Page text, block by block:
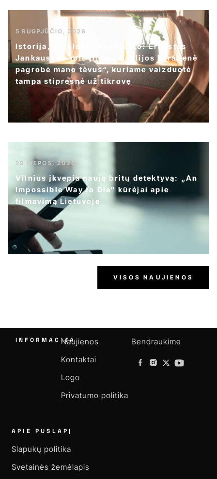
5 RUGPJŪČIO, 2026
Istorija, kuri laukė savo laiko: Ernestas
Jankauskas apie filmą „Anglijos karalienė
pagrobė mano tėvus“, kuriame vaizduotė
tampa stipresnė už tikrovę
29 LIEPOS, 2026
Vilnius įkvepia naują britų detektyvą: „An
Impossible Way to Die“ kūrėjai apie
filmavimą Lietuvoje
VISOS NAUJIENOS
INFORMACIJANaujienos
Kontaktai
Logo
Privatumo politika
Bendraukime
APIE PUSLAPĮ
Slapukų politika
Svetainės žemėlapis